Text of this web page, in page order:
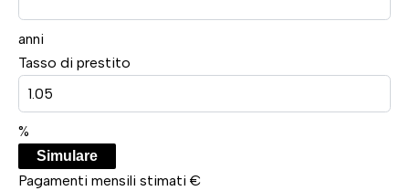
anni
Tasso di prestito
%
Simulare
Pagamenti mensili stimati €